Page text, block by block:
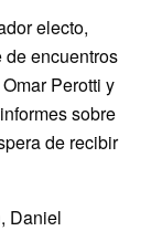
electo,
encuentros
Perotti y
sobre
de recibir
Daniel